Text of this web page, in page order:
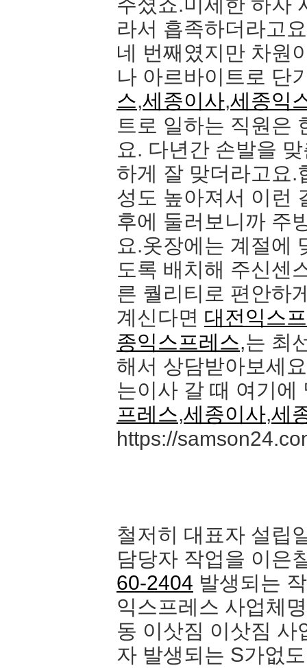
라서 흡족하더라고
네 번째였지만 차원
나 아르바이트로 단
스,세종이사,세종익
트로 일하는 직원은
요. 다년간 손발을
하게 잘 맞더라고요.
성도 높아져서 이런
후에 둘러보니까 주
요.옷장에는 계절에
도록 배치해 주신센
른 퀄리티로 편안하
계신다면 대전익스
종익스프레스,는 최
해서 상담받아보세
는이사 갈 때 여기
프레스,세종이사,세
https://
철저히 대표자 설립
담당자 작업을 이은
60-2404 발생되는
익스프레스 사업체
동 이삿짐 이삿짐 사
자 발생되는 S가없